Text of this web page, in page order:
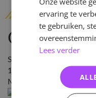
SIZE : STRAP - 1.2 X
1.9 X 3.5CM
MATERIAL:
ervaring te
te gebruiken,
Lees verder